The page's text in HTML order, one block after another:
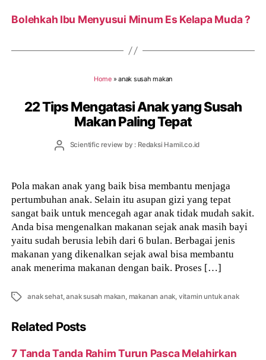
Bolehkah Ibu Menyusui Minum Es Kelapa Muda ?
Home»anak susah makan
22 Tips Mengatasi Anak yang Susah
Makan Paling Tepat
PostScientific review by : Redaksi Hamil.co.id
Pola makan anak yang baik bisa membantu menjaga
pertumbuhan anak. Selain itu asupan gizi yang tepat
sangat baik untuk mencegah agar anak tidak mudah sakit.
Anda bisa mengenalkan makanan sejak anak masih bayi
yaitu sudah berusia lebih dari 6 bulan. Berbagai jenis
makanan yang dikenalkan sejak awal bisa membantu
anak menerima makanan dengan baik. Proses […]
Tags anak sehat,anak susah makan, makanan anak, vitamin untuk anak
Related Posts
7 Tanda Tanda Rahim Turun Pasca Melahirkan